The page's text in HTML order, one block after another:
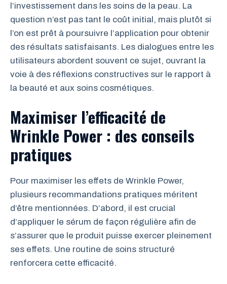
l’investissement dans les soins de la peau. La
question n’est pas tant le coût initial, mais plutôt si
l’on est prêt à poursuivre l’application pour obtenir
des résultats satisfaisants. Les dialogues entre les
utilisateurs abordent souvent ce sujet, ouvrant la
voie à des réflexions constructives sur le rapport à
la beauté et aux soins cosmétiques.
Maximiser l’efficacité de
Wrinkle Power : des conseils
pratiques
Pour maximiser les effets de Wrinkle Power,
plusieurs recommandations pratiques méritent
d’être mentionnées. D’abord, il est crucial
d’appliquer le sérum de façon régulière afin de
s’assurer que le produit puisse exercer pleinement
ses effets. Une routine de soins structuré
renforcera cette efficacité.